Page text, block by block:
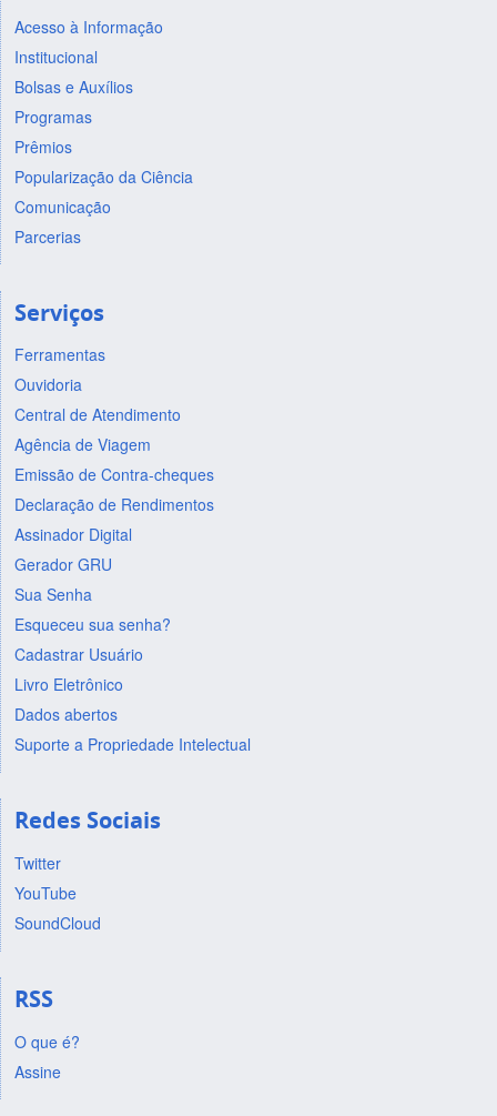
Acesso à Informação
Institucional
Bolsas e Auxílios
Programas
Prêmios
Popularização da Ciência
Comunicação
Parcerias
Serviços
Ferramentas
Ouvidoria
Central de Atendimento
Agência de Viagem
Emissão de Contra-cheques
Declaração de Rendimentos
Assinador Digital
Gerador GRU
Sua Senha
Esqueceu sua senha?
Cadastrar Usuário
Livro Eletrônico
Dados abertos
Suporte a Propriedade Intelectual
Redes Sociais
Twitter
YouTube
SoundCloud
RSS
O que é?
Assine